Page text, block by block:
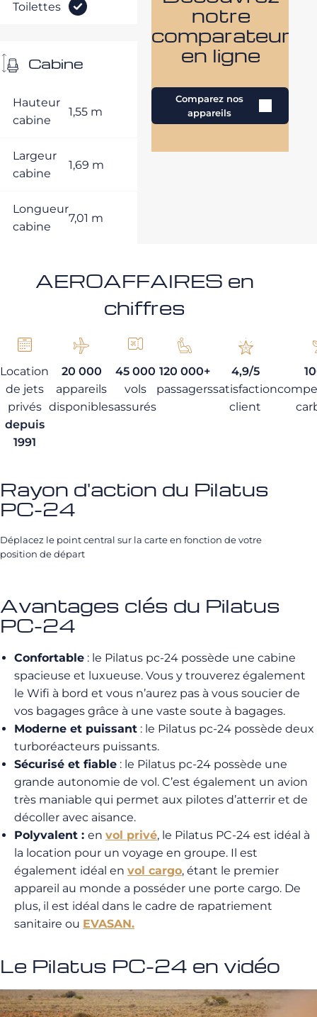
Toilettes
Cabine
Hauteur
cabine
1,55 m
Largeur
cabine
1,69 m
Longueur
cabine
7,01 m
notre
comparateur
en ligne
Comparez nos
appareils
AEROAFFAIRES en
chiffres
Location
de jets
privés
depuis
1991
20 000
appareils
disponibles
45 000
vols
assurés
120 000+
passagers
4,9/5
satisfaction
client
Rayon d'action du Pilatus
PC-24
Déplacez le point central sur la carte en fonction de votre
position de départ
Avantages clés du Pilatus
PC-24
Confortable : le Pilatus pc-24 possède une cabine
spacieuse et luxueuse. Vous y trouverez également
le Wifi à bord et vous n’aurez pas à vous soucier de
vos bagages grâce à une vaste soute à bagages.
Moderne et puissant : le Pilatus pc-24 possède deux
turboréacteurs puissants.
Sécurisé et fiable : le Pilatus pc-24 possède une
grande autonomie de vol. C’est également un avion
très maniable qui permet aux pilotes d’atterrir et de
décoller avec aisance.
Polyvalent : en vol privé, le Pilatus PC-24 est idéal à
la location pour un voyage en groupe. Il est
également idéal en vol cargo, étant le premier
appareil au monde a posséder une porte cargo. De
plus, il est idéal dans le cadre de rapatriement
sanitaire ou EVASAN.
Le Pilatus PC-24 en vidéo